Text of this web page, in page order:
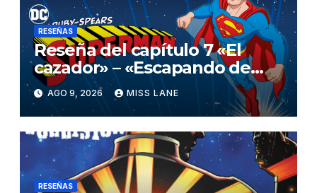
RESEÑAS
Reseña del capítulo 7 «El
cazador» – «Escapando de
casa» de «Superman»
AGO 9, 2026 MISS LANE
RESEÑAS